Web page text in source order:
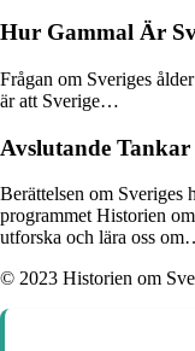
Hur Gammal Är
Frågan om Sveriges
är att Sverige…
Avslutande Tankar
Berättelsen om Sveriges
programmet Historien
utforska och lära oss
© 2023 Historien om